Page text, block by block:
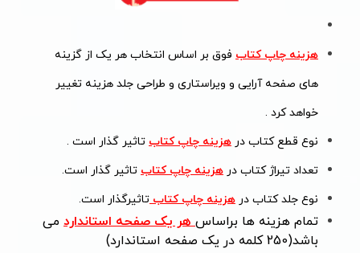
هزینه چاپ کتاب فوق بر اساس انتخاب هر یک از گزینه
های صفحه آرایی و ویراستاری و طراحی جلد هزینه تغییر
خواهد کرد .
نوع قطع کتاب در هزینه چاپ کتاب تاثیر گذار است .
تعداد تیراژ کتاب در هزینه چاپ کتاب تاثیر گذار است.
نوع جلد کتاب در هزینه چاپ کتاب تاثیرگذار است.
تمام هزینه ها براساسهر یک صفحه استاندارد می
باشد(250 کلمه در یک صفحه استاندارد)